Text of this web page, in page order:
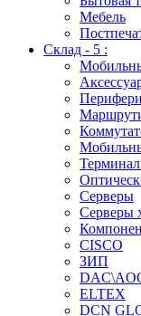
Мебель
Склад - 5 :
Серверы
Серверы
CISCO
ЗИП
ELTEX
DCN